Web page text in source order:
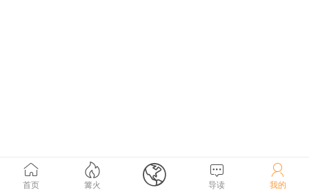

首页

篝火  
导读

我的